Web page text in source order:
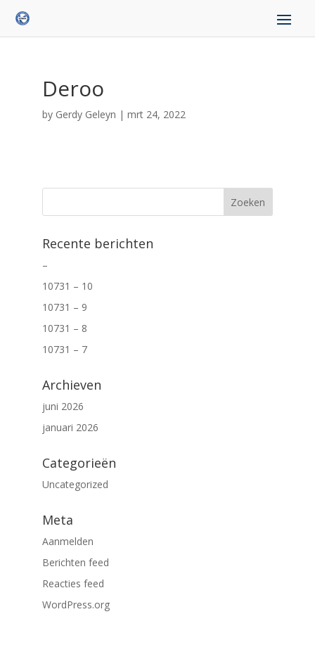
Deroo
by Gerdy Geleyn | mrt 24, 2022
Recente berichten
–
10731 – 10
10731 – 9
10731 – 8
10731 – 7
Archieven
juni 2026
januari 2026
Categorieën
Uncategorized
Meta
Aanmelden
Berichten feed
Reacties feed
WordPress.org